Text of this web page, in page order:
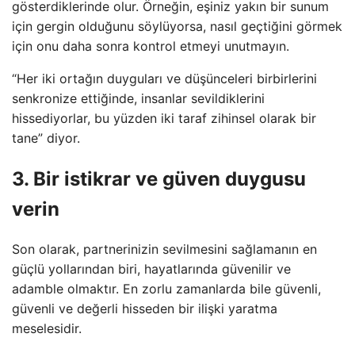
gösterdiklerinde olur. Örneğin, eşiniz yakın bir sunum
için gergin olduğunu söylüyorsa, nasıl geçtiğini görmek
için onu daha sonra kontrol etmeyi unutmayın.
“Her iki ortağın duyguları ve düşünceleri birbirlerini
senkronize ettiğinde, insanlar sevildiklerini
hissediyorlar, bu yüzden iki taraf zihinsel olarak bir
tane” diyor.
3. Bir istikrar ve güven duygusu
verin
Son olarak, partnerinizin sevilmesini sağlamanın en
güçlü yollarından biri, hayatlarında güvenilir ve
adamble olmaktır. En zorlu zamanlarda bile güvenli,
güvenli ve değerli hisseden bir ilişki yaratma
meselesidir.